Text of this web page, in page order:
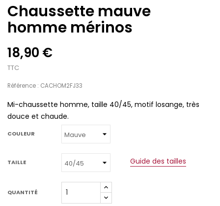
Chaussette mauve
homme mérinos
18,90 €
TTC
Référence : CACHOM2FJ33
Mi-chaussette homme, taille 40/45, motif losange, très
douce et chaude.
COULEUR
TAILLE Guide des tailles
QUANTITÉ